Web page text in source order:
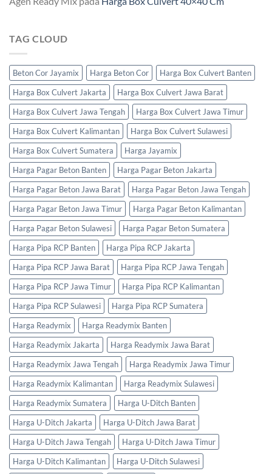
TAG CLOUD
Beton Cor Jayamix Harga Beton Cor
Harga Box Culvert Banten
Harga Box Culvert Jakarta
Harga Box Culvert Jawa Barat
Harga Box Culvert Jawa Tengah
Harga Box Culvert Jawa Timur
Harga Box Culvert Kalimantan
Harga Box Culvert Sulawesi
Harga Box Culvert Sumatera
Harga Jayamix
Harga Pagar Beton Banten
Harga Pagar Beton Jakarta
Harga Pagar Beton Jawa Barat
Harga Pagar Beton Jawa Tengah
Harga Pagar Beton Jawa Timur
Harga Pagar Beton Kalimantan
Harga Pagar Beton Sulawesi
Harga Pagar Beton Sumatera
Harga Pipa RCP Banten
Harga Pipa RCP Jakarta
Harga Pipa RCP Jawa Barat
Harga Pipa RCP Jawa Tengah
Harga Pipa RCP Jawa Timur
Harga Pipa RCP Kalimantan
Harga Pipa RCP Sulawesi
Harga Pipa RCP Sumatera
Harga Readymix
Harga Readymix Banten
Harga Readymix Jakarta
Harga Readymix Jawa Barat
Harga Readymix Jawa Tengah
Harga Readymix Jawa Timur
Harga Readymix Kalimantan
Harga Readymix Sulawesi
Harga Readymix Sumatera
Harga U-Ditch Banten
Harga U-Ditch Jakarta
Harga U-Ditch Jawa Barat
Harga U-Ditch Jawa Tengah
Harga U-Ditch Jawa Timur
Harga U-Ditch Kalimantan
Harga U-Ditch Sulawesi